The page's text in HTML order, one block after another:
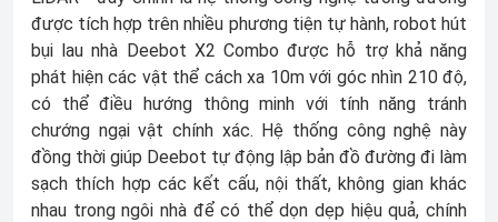
được tích hợp trên nhiều phương tiện tự hành, robot hút
bụi lau nhà Deebot X2 Combo được hỗ trợ khả năng
phát hiện các vật thể cách xa 10m với góc nhìn 210 độ,
có thể điều hướng thông minh với tính năng tránh
chướng ngại vật chính xác. Hệ thống công nghệ này
đồng thời giúp Deebot tự động lập bản đồ đường đi làm
sạch thích hợp các kết cấu, nội thất, không gian khác
nhau trong ngôi nhà để có thể dọn dẹp hiệu quả, chính